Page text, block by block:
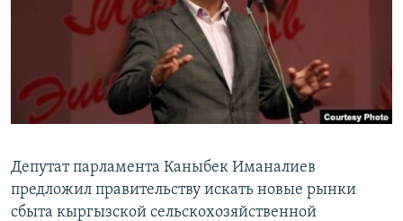
Депутат парламента Каныбек Иманалиев
предложил правительству искать новые рынки
сбыта кыргызской сельскохозяйственной